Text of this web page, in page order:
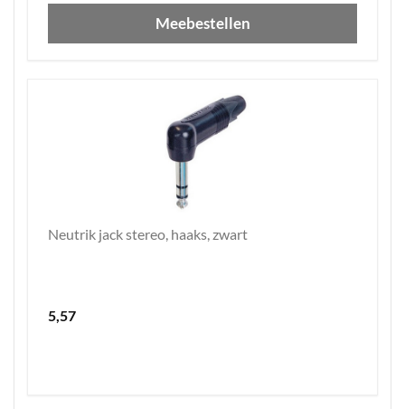
Meebestellen
Neutrik jack stereo, haaks, zwart
5,57